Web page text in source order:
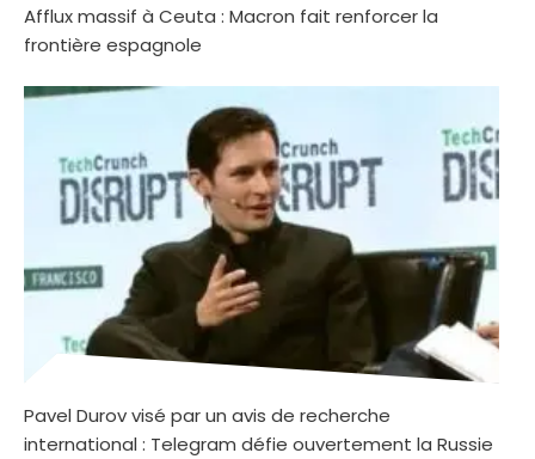
Afflux massif à Ceuta : Macron fait renforcer la
frontière espagnole
Pavel Durov visé par un avis de recherche
international : Telegram défie ouvertement la Russie